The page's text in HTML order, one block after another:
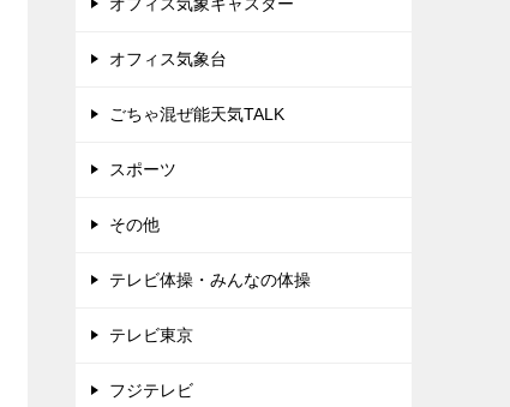
オフィス気象台
ごちゃ混ぜ能天気TALK
スポーツ
その他
テレビ体操・みんなの体操
テレビ東京
フジテレビ